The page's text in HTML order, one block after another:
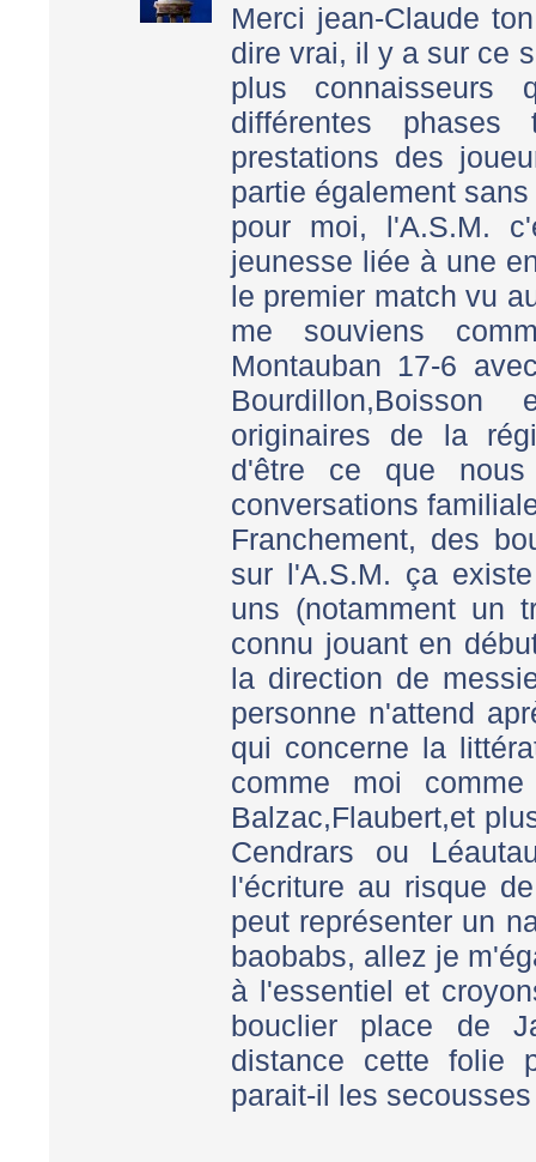
Merci jean-Claude
dire vrai, il y a sur ce
plus connaisseurs
différentes
prestations des
partie également
pour moi, l'A.S.M.
jeunesse liée à une
le premier match vu
me souviens
Montauban 17-6
originaires de la
d'être ce que
conversations
Franchement, des
sur l'A.S.M. ça
uns (notamment un
connu jouant en
la direction de
personne n'attend
qui concerne la
comme moi
Balzac,Flaubert,et
Cendrars ou
l'écriture au risque
peut représenter un
baobabs, allez je
à l'essentiel et
bouclier place de
distance cette folie
parait-il les